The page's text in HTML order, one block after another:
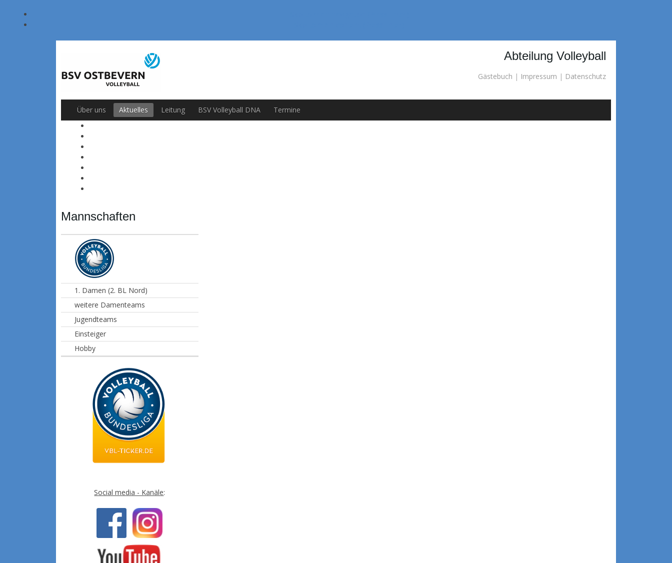
Abteilung Volleyball
Gästebuch | Impressum | Datenschutz
Über uns Aktuelles Leitung BSV Volleyball DNA Termine
Mannschaften
1. Damen (2. BL Nord)
weitere Damenteams
Jugendteams
Einsteiger
Hobby
Social media - Kanäle: